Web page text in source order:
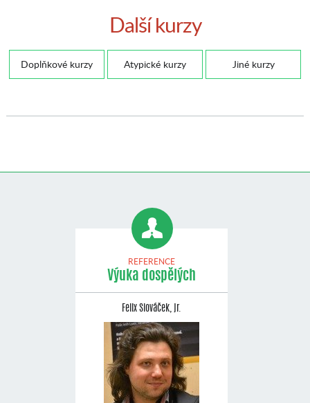
Další kurzy
Doplňkové kurzy Atypické kurzy Jiné kurzy
REFERENCE
Výuka dospělých
Felix Slováček, jr.